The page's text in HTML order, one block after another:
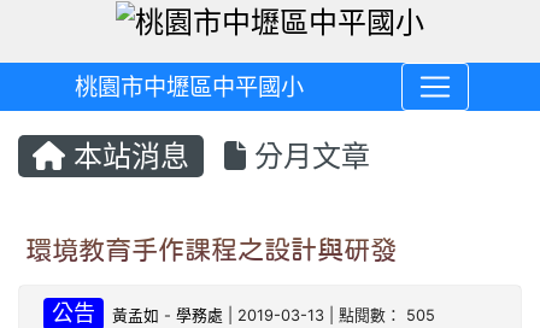
桃園市中壢區中平國小
本站消息 分月文章
環境教育手作課程之設計與研發
公告 黃孟如 -學務處 | 2019-03-13 | 點閱數： 505